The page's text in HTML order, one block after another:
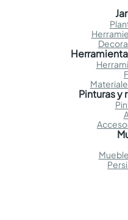
Pinturas y